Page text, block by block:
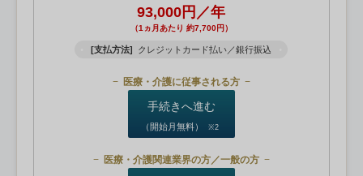
93,000円／年
（1ヵ月あたり 約7,700円）
[支払方法] クレジットカード払い／銀行振込
医療・介護に従事される方
手続きへ進む
（開始月無料） ※2
医療・介護関連業界の方／一般の方